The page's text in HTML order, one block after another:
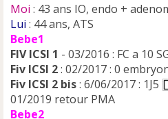
Moi : 43 ans IO, endo +
Lui : 44 ans, ATS
Bebe1
FIV ICSI 1 - 03/2016 : FC a 10
Fiv ICSI 2: 02/2017 : 0
Fiv ICSI 2 bis: 6/06/2017 : 1J5
01/2019 retour PMA
Bebe2